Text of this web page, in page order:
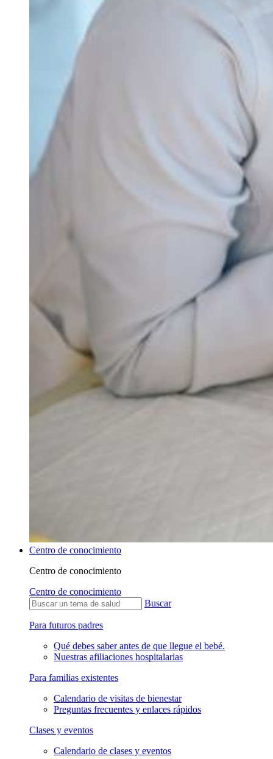
Centro de conocimiento
Centro de conocimiento
Centro de conocimiento
Buscar
Para futuros padres
Qué debes saber antes de que llegue el bebé.
Nuestras afiliaciones hospitalarias
Para familias existentes
Calendario de visitas de bienestar
Preguntas frecuentes y enlaces rápidos
Clases y eventos
Calendario de clases y eventos